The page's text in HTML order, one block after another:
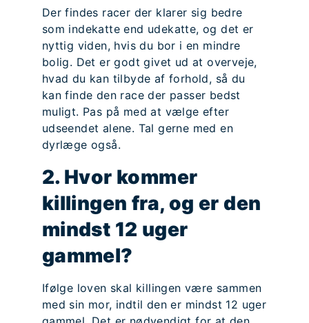
Der findes racer der klarer sig bedre
som indekatte end udekatte, og det er
nyttig viden, hvis du bor i en mindre
bolig. Det er godt givet ud at overveje,
hvad du kan tilbyde af forhold, så du
kan finde den race der passer bedst
muligt. Pas på med at vælge efter
udseendet alene. Tal gerne med en
dyrlæge også.
2. Hvor kommer
killingen fra, og er den
mindst 12 uger
gammel?
Ifølge loven skal killingen være sammen
med sin mor, indtil den er mindst 12 uger